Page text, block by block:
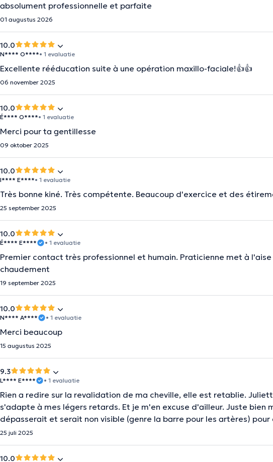
absolument professionnelle et parfaite
01 augustus 2026
10.0
N**** O****• 1 evaluatie
Excellente rééducation suite à une opération maxillo-faciale!👍👍
06 november 2025
10.0
É**** O****• 1 evaluatie
Merci pour ta gentillesse
09 oktober 2025
10.0
I**** E****• 1 evaluatie
Très bonne kiné. Très compétente. Beaucoup d'exercice et des
25 september 2025
10.0
É**** E**** • 1 evaluatie
Premier contact très professionnel et humain. Praticienne met à
chaudement
19 september 2025
10.0
N**** A**** • 1 evaluatie
Merci beaucoup
15 augustus 2025
9.3
L**** E**** • 1 evaluatie
Rien a redire sur la revalidation de ma cheville, elle est retablie.
s'adapte à mes légers retards. Et je m'en excuse d'ailleur. Juste
dépasserait et serait non visible (genre la barre pour les artères)
25 juli 2025
10.0